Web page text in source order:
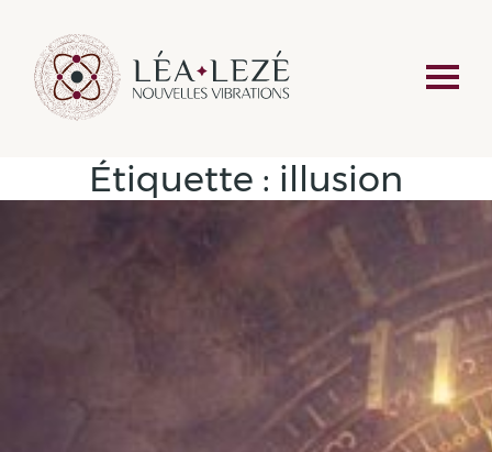
Étiquette : illusion